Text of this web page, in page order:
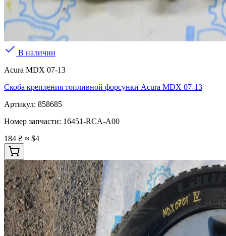
В наличии
Acura MDX 07-13
Скоба крепления топливной форсунки Acura MDX 07-13
Артикул: 858685
Номер запчасти: 16451-RCA-A00
184 ₴ ≈ $4